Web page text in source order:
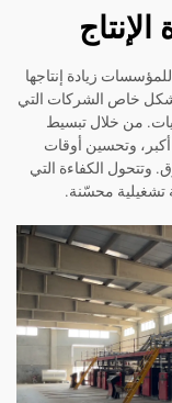
زيادة إنتاجها
خاص الشركات التي
من خلال تبسيط
أكبر، وتحسين أوقات
وتتحول الكفاءة التي
تشغيلية محسّنة.